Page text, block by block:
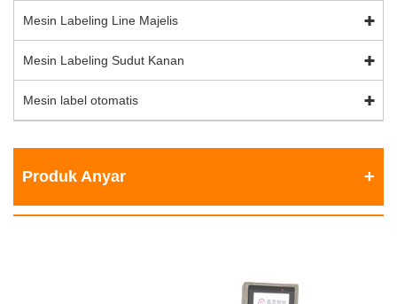
Mesin Labeling Line Majelis
Mesin Labeling Sudut Kanan
Mesin label otomatis
Produk Anyar